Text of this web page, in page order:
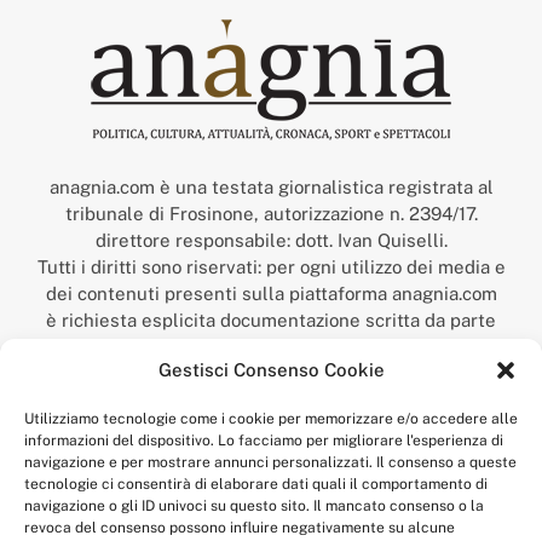
Gestisci Consenso Cookie
Utilizziamo tecnologie come i cookie per memorizzare e/o accedere alle
informazioni del dispositivo. Lo facciamo per migliorare l'esperienza di
navigazione e per mostrare annunci personalizzati. Il consenso a queste
tecnologie ci consentirà di elaborare dati quali il comportamento di
navigazione o gli ID univoci su questo sito. Il mancato consenso o la
revoca del consenso possono influire negativamente su alcune
anagnia.com è una testata giornalistica registrata al
tribunale di Frosinone, autorizzazione n. 2394/17.
direttore responsabile: dott. Ivan Quiselli.
Tutti i diritti sono riservati: per ogni utilizzo dei media e
dei contenuti presenti sulla piattaforma anagnia.com
è richiesta esplicita documentazione scritta da parte
“Anagnia” è un marchio registrato presso l’Ufficio Italiano
Economico,
num. registrazione: 302017000014044 del 9 febbraio 2017.
Per contatti:redazione@anagnia.com